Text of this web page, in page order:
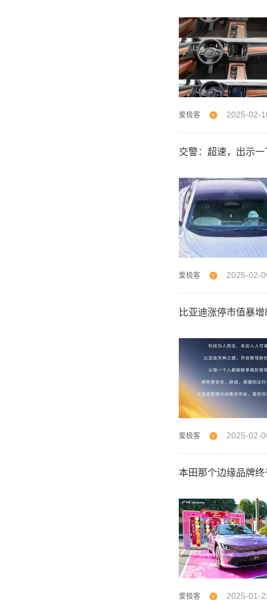
爱极客 2025-02-
交警：超速，出示
爱极客 2025-02-
比亚迪涨停市值暴
爱极客 2025-02-
本田那个边缘品牌
爱极客 2025-01-